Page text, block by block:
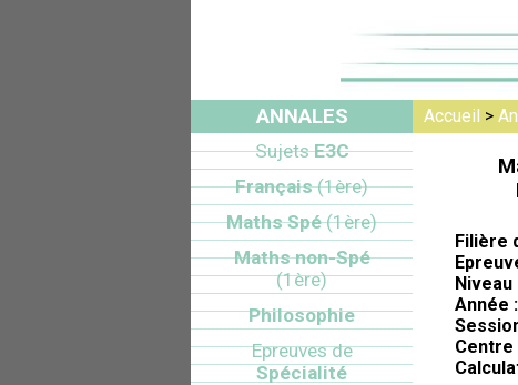
Accueil >
Filière
Année :
Centre
ANNALES
SujetsE3C
Français(1ère)
Maths Spé(1ère)
Maths non-Spé
(1ère)
Philosophie
Epreuves de
Spécialité